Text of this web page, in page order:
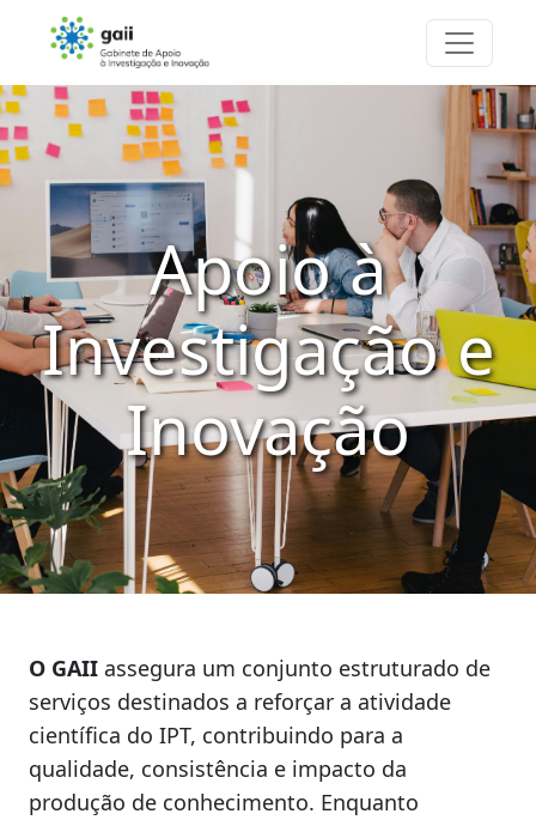
Apoio à
Investigação e
Inovação
O GAII assegura um conjunto estruturado de
serviços destinados a reforçar a atividade
científica do IPT, contribuindo para a
qualidade, consistência e impacto da
produção de conhecimento. Enquanto